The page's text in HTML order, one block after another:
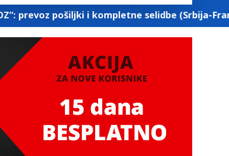
selidbe (Srbija-Francuska-Srbija)